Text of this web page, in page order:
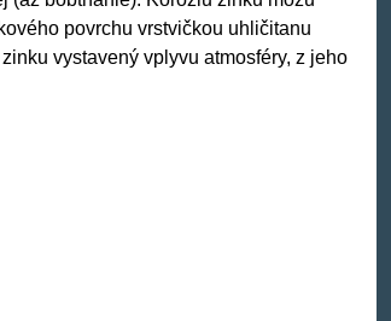
povrchu vrstvičkou uhličitanu
vystavený vplyvu atmosféry, z jeho